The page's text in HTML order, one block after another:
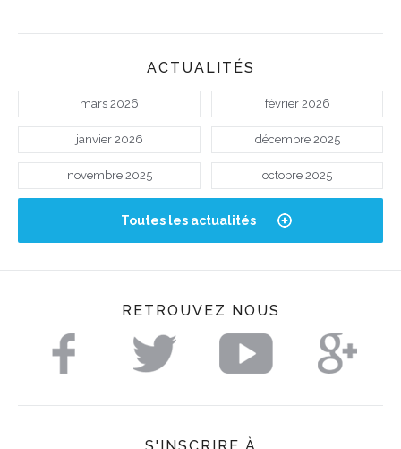
ACTUALITÉS
mars 2026 février 2026
janvier 2026 décembre 2025
novembre 2025 octobre 2025
Toutes les actualités
RETROUVEZ NOUS